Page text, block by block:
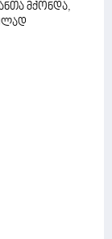
მქონდა,